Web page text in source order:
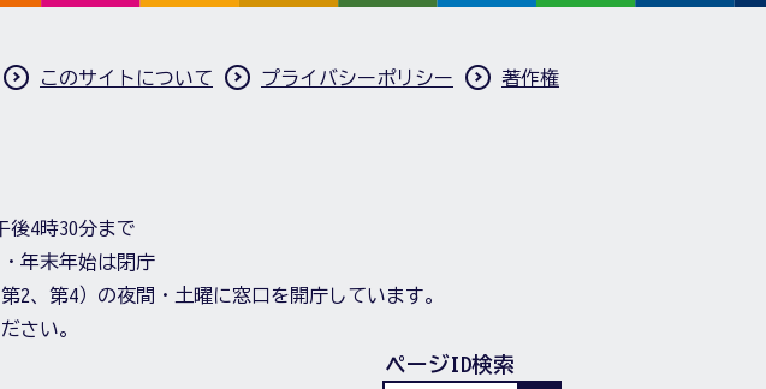
このサイトについて プライバシーポリシー 著作権
後4時30分まで
年末年始は閉庁
2、第4）の夜間・土曜に窓口を開庁しています。
さい。
ページID検索